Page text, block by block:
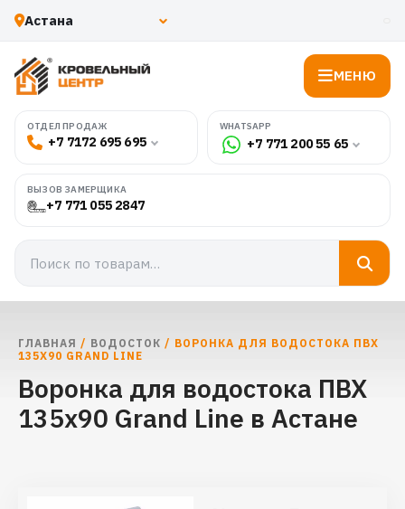
МЕНЮ
ОТДЕЛ ПРОДАЖ
+7 7172 695 695
WHATSAPP
+7 771 200 55 65
ВЫЗОВ ЗАМЕРЩИКА
+7 771 055 2847
ГЛАВНАЯ / ВОДОСТОК / ВОРОНКА ДЛЯ ВОДОСТОКА ПВХ
135Х90 GRAND LINE
Воронка для водостока ПВХ
135х90 Grand Line в Астане